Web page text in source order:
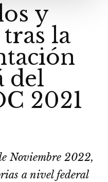
y
la
del
2021
Noviembre 2022,
a nivel federal